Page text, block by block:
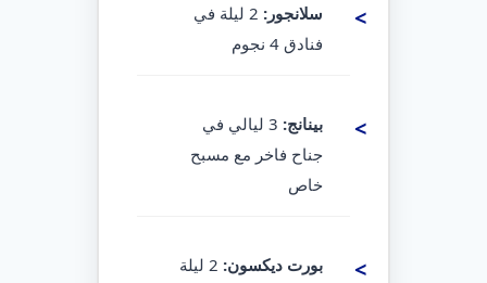
سلانجور:
2 ليلة في
فنادق 4 نجوم
بينانج:
3 ليالي في
جناح فاخر مع مسبح
خاص
بورت ديكسون:
2 ليلة